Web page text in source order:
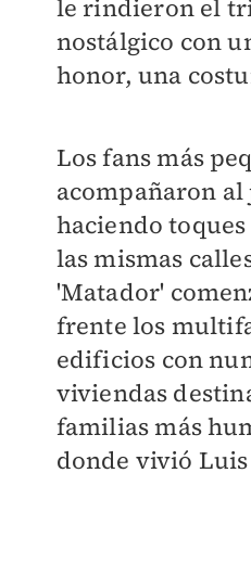
le rindieron el
nostálgico con
honor, una
Los fans más
acompañaron
haciendo
las mismas
'Matador'
frente los
edificios con
viviendas
familias más
donde vivió